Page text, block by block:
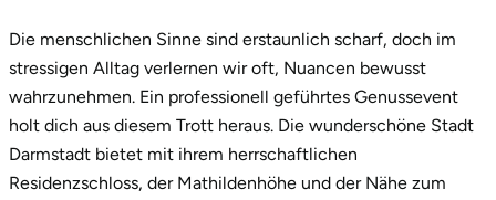
Die menschlichen Sinne sind erstaunlich scharf, doch im
stressigen Alltag verlernen wir oft, Nuancen bewusst
wahrzunehmen. Ein professionell geführtes Genussevent
holt dich aus diesem Trott heraus. Die wunderschöne Stadt
Darmstadt bietet mit ihrem herrschaftlichen
Residenzschloss, der Mathildenhöhe und der Nähe zum
Uelzen
Ulm
Usedom